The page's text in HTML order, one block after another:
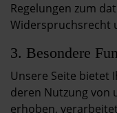
Regelungen zum
Widerspruchsrecht
3. Besondere
Unsere Seite bietet
deren Nutzung von
erhoben,